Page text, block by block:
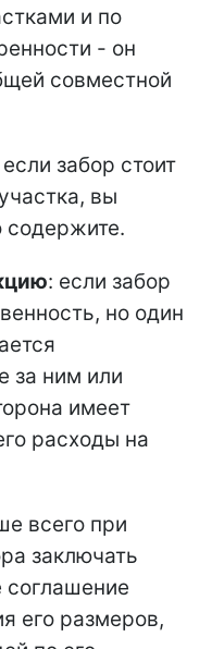
и по
- он
совместной
если забор стоит
вы
содержите.
: если забор
но один
за ним или
имеет
расходы на
всего при
заключать
его размеров,